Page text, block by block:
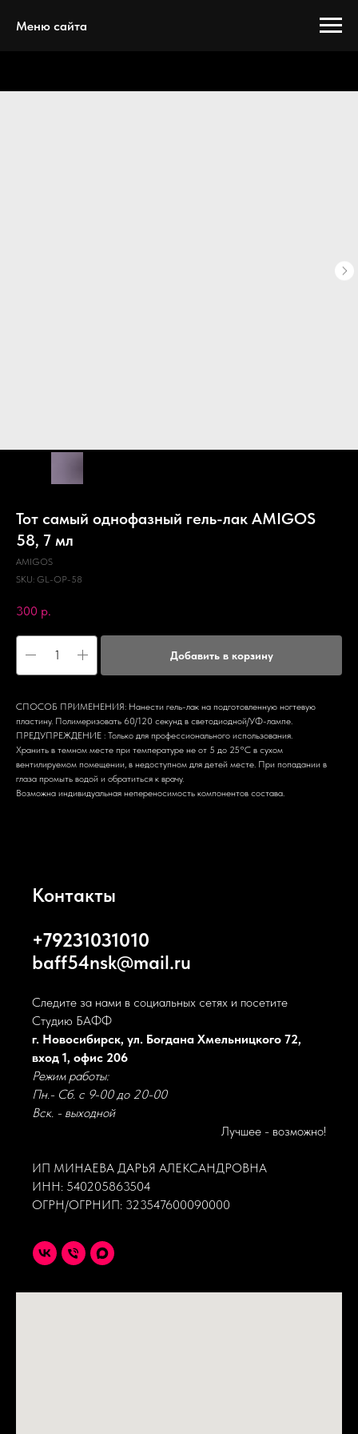
Меню сайта
Тот самый однофазный гель-лак AMIGOS
58, 7 мл
AMIGOS
SKU: GL-OP-58
300 р.
Добавить в корзину
СПОСОБ ПРИМЕНЕНИЯ: Нанести гель-лак на подготовленную ногтевую
пластину. Полимеризовать 60/120 секунд в светодиодной/УФ-лампе.
ПРЕДУПРЕЖДЕНИЕ : Только для профессионального использования.
Хранить в темном месте при температуре не от 5 до 25°С в сухом
вентилируемом помещении, в недоступном для детей месте. При попадании в
глаза промыть водой и обратиться к врачу.
Возможна индивидуальная непереносимость компонентов состава.
Контакты
+79231031010
baff54nsk@mail.ru
Следите за нами в социальных сетях и посетите
Студию БАФФ
г. Новосибирск, ул. Богдана Хмельницкого 72,
вход 1, офис 206
Режим работы:
Пн.- Сб. с 9-00 до 20-00
Вск. - выходной
Лучшее - возможно!
ИП МИНАЕВА ДАРЬЯ АЛЕКСАНДРОВНА
ИНН: 540205863504
ОГРН/ОГРНИП: 323547600090000